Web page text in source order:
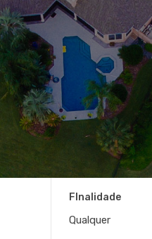
FInalidade
Qualquer